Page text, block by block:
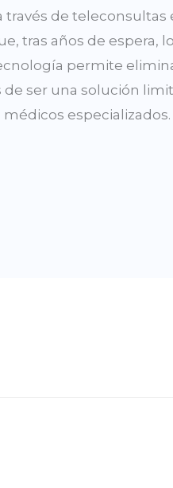
de teleconsultas
tras años de espera,
permite
ser una solución
especializados.